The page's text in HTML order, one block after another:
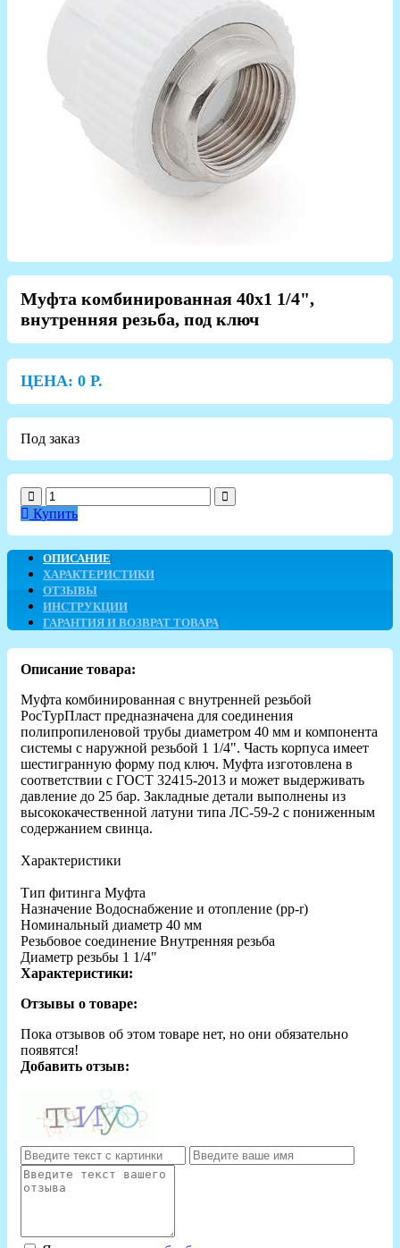
Муфта комбинированная 40х1 1/4",
внутренняя резьба, под ключ
ЦЕНА: 0 Р.
Под заказ
Купить
ОПИСАНИЕ
ХАРАКТЕРИСТИКИ
ОТЗЫВЫ
ИНСТРУКЦИИ
ГАРАНТИЯ И ВОЗВРАТ ТОВАРА
Описание товара:
Муфта комбинированная с внутренней резьбой
РосТурПласт предназначена для соединения
полипропиленовой трубы диаметром 40 мм и компонента
системы с наружной резьбой 1 1/4". Часть корпуса имеет
шестигранную форму под ключ. Муфта изготовлена в
соответствии с ГОСТ 32415-2013 и может выдерживать
давление до 25 бар. Закладные детали выполнены из
высококачественной латуни типа ЛС-59-2 с пониженным
содержанием свинца.
Характеристики
Тип фитинга Муфта
Назначение Водоснабжение и отопление (рр-r)
Номинальный диаметр 40 мм
Резьбовое соединение Внутренняя резьба
Диаметр резьбы 1 1/4"
Характеристики:
Отзывы о товаре:
Пока отзывов об этом товаре нет, но они обязательно
появятся!
Добавить отзыв: